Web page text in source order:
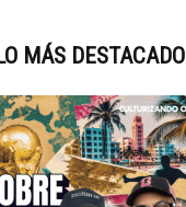
MÁS DESTACADO